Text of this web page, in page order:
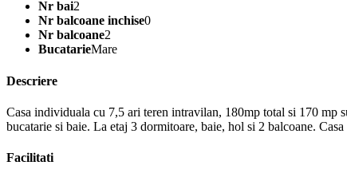
Nr bai2
Nr balcoane inchise0
Nr balcoane2
BucatarieMare
Descriere
Casa individuala cu 7,5 ari teren intravilan, 180mp total si 170 mp
bucatarie si baie. La etaj 3 dormitoare, baie, hol si 2 balcoane.
Facilitati